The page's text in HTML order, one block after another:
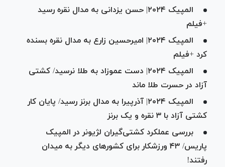
المپیک ۲۰۲۴| حسن یزدانی به مدال نقره رسید
+فیلم
المپیک ۲۰۲۴| امیرحسین زارع به مدال نقره بسنده
کرد +فیلم
المپیک ۲۰۲۴| دست عموزاد به طلا نرسید/ کشتی
آزاد در حسرت طلا ماند
المپیک ۲۰۲۴| آذرپیرا به مدال برنز رسید/ پایان کار
کشتی آزاد با ۳ نقره و یک برنز
بررسی عملکرد کشتی‌گیران لژیونر در المپیک
پاریس/ ۴۳ ورزشکار برای کشور‌های دیگر به میدان
رفتند!